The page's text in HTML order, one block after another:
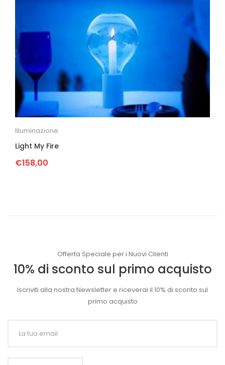
Illuminazione
Light My Fire
€158,00
Offerta Speciale per i Nuovi Clienti
10% di sconto sul primo acquisto
Iscriviti alla nostra Newsletter e riceverai il 10% di sconto sul
primo acquisto